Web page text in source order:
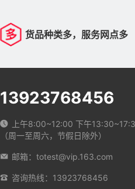
货品种类多，服务网点多
13923768456
上午8:00~12:00 下午
（周一至周六，节假日除外）
邮箱：totest@vip.163.com
咨询热线：13923768456